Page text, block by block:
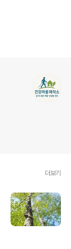
더보기